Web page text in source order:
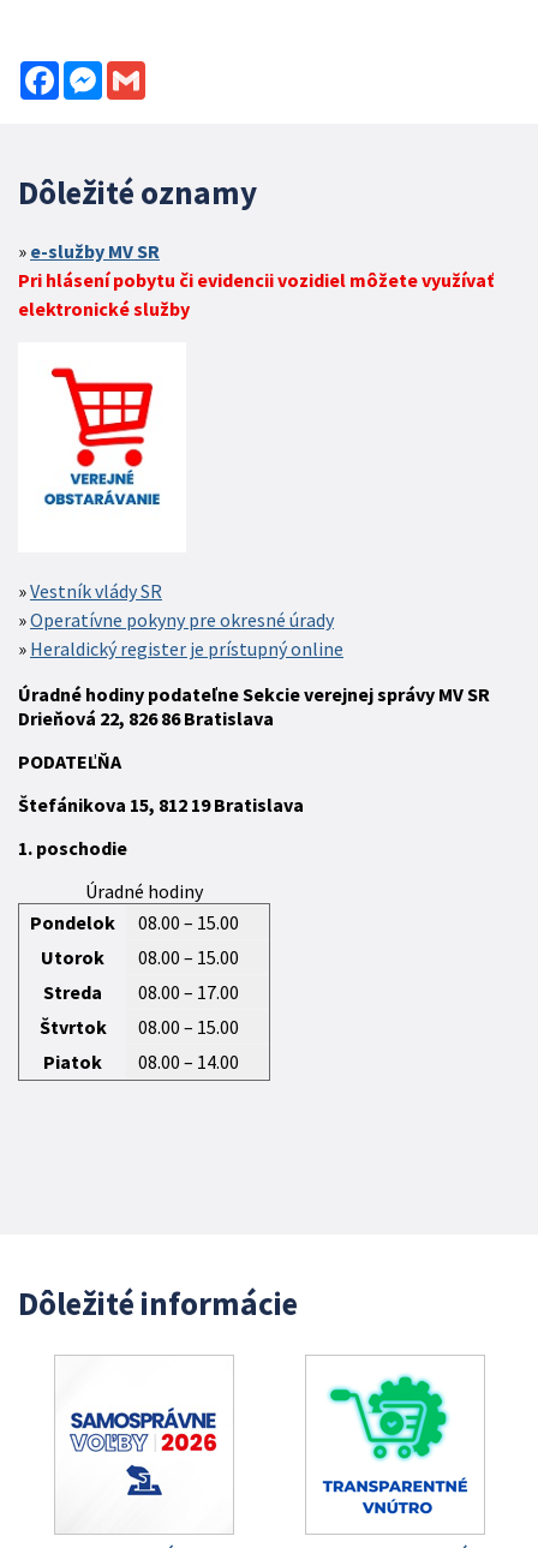
FacebookMessenger
Dôležité oznamy
e-služby MV SR
Pri hlásení pobytu či evidencii vozidiel môžete využívať
elektronické služby
Vestník vlády SR
Operatívne pokyny pre okresné úrady
Heraldický register je prístupný online
Úradné hodiny podateľne Sekcie verejnej správy MV SR
Drieňová 22, 826 86 Bratislava
PODATEĽŇA
Štefánikova 15, 812 19Bratislava
1. poschodie
Úradné hodiny
Pondelok
08.00 – 15.00
Utorok
08.00 – 15.00
Streda
08.00 – 17.00
Štvrtok
08.00 – 15.00
Piatok
08.00 – 14.00
Dôležité informácie